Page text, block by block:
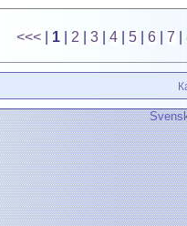
<<< 1 2 |3 |4 5 |6 |7 |